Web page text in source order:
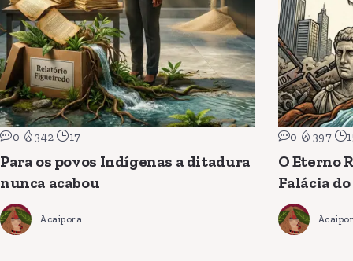
0 342 17
Para os povos Indígenas a ditadura
nunca acabou
Acaipora
0 397
O Eterno
Falácia